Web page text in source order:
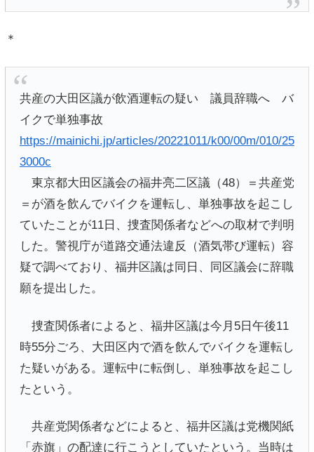
＊
共産の大田区議が飲酒運転の疑い 議員辞職へ バ
イクで単独事故
https://mainichi.jp/articles/20221011/k00/00m/010/25
3000c
東京都大田区議会の福井亮二区議（48）＝共産党
＝が酒を飲んでバイクを運転し、単独事故を起こし
ていたことが11日、捜査関係者などへの取材で判明
した。警視庁が道路交通法違反（酒気帯び運転）容
疑で調べており、福井区議は同日、同区議会に辞職
願を提出した。
捜査関係者によると、福井区議は今月5日午後11
時55分ごろ、大田区内で酒を飲んでバイクを運転し
た疑いがある。運転中に転倒し、単独事故を起こし
たという。
共産党関係者などによると、福井区議は党機関紙
「赤旗」の配達に行こうとしていたという。当時は